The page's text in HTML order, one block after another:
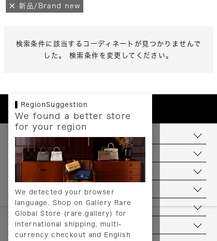
新品/Brand new
検索条件に該当するコーディネートが見つかりませんで
した。 検索条件を変更してください。
RegionSuggestion
We found a better store
for your region
We detected your browser
language. Shop on Gallery Rare
Global Store (rare.gallery) for
international shipping, multi-
currency checkout and English
お支払いについて
配送について
送料について
返品について
ヘルプ